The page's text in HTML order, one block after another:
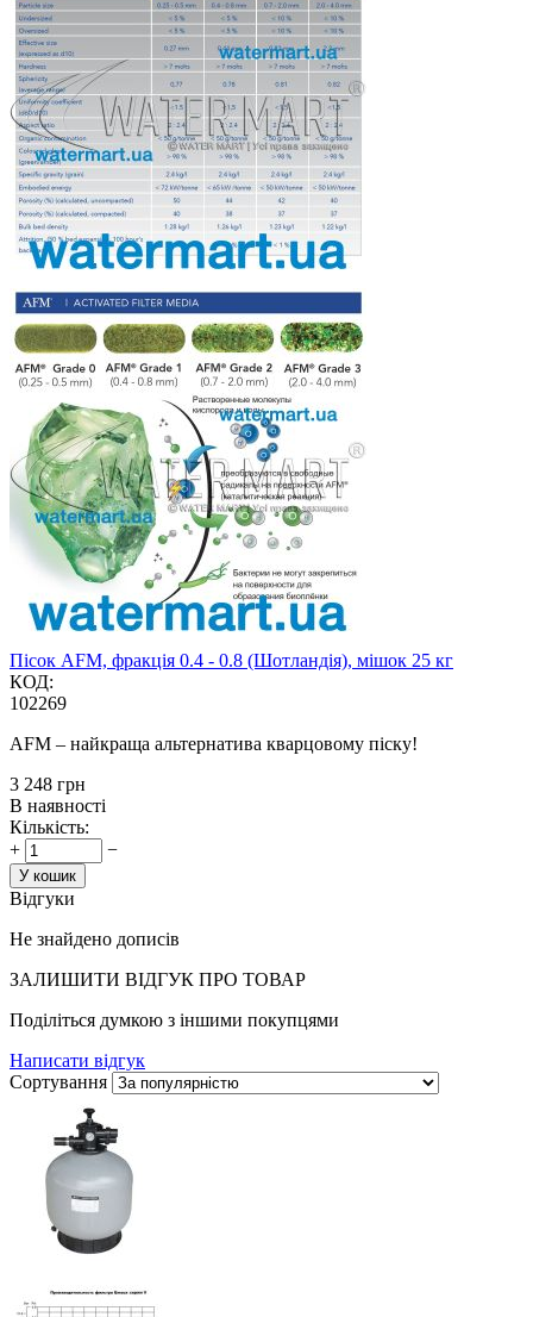
Пісок AFM, фракція 0.4 - 0.8 (Шотландія), мішок 25 кг
КОД:
102269
AFM – найкраща альтернатива кварцовому піску!
‍3 248‍ грн
В наявності
Кількість:
+
−
У кошик
Відгуки
Не знайдено дописів
ЗАЛИШИТИ ВIДГУК ПРО ТОВАР
Поділіться думкою з іншими покупцями
Написати відгук
Сортування